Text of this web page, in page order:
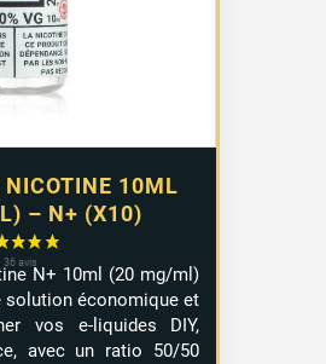
NICOTINE 10ML
– N+ (X10)
à
9,29 €
N+ 10ml (20 mg/ml)
solution économique et
vos e-liquides DIY,
avec un ratio 50/50